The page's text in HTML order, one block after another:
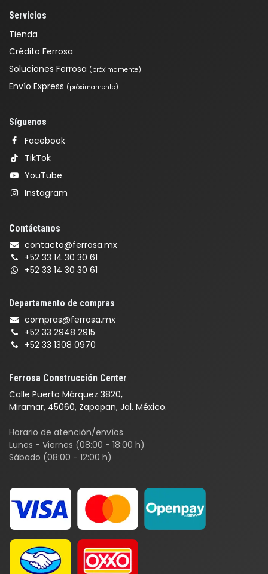
Servicios
Tienda
Crédito Ferrosa
Soluciones Ferrosa (próximamente)
Envío Express (próximamente)
Ferrosa Construcción Center
Calle Puerto Márquez 3820,
Miramar, 45060, Zapopan, Jal. México.
Horario de atención/envíos
Lunes - Viernes (08:00 - 18:00 h)
Sábado (08:00 - 12:00 h)
Síguenos
Facebook
TikTok
YouTube
Instagram
Contáctanos
contacto@ferrosa.mx
+52 33 14 30 30 61
+52 33 14 30 30 61
Departamento de compras
compras@ferrosa.mx
+52 33 2948 2915
+52 33 1308 0970